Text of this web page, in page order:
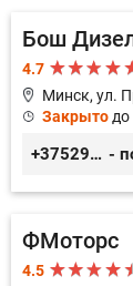
Бош
4.7
Минск, ул.
Закрыто до
+375296309894 -
ФМоторс
4.5